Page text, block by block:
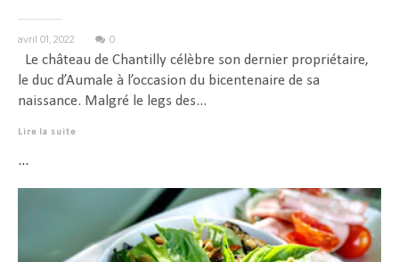
avril 01, 2022 0
Le château de Chantilly célèbre son dernier propriétaire,
le duc d’Aumale à l’occasion du bicentenaire de sa
naissance. Malgré le legs des...
Lire la suite
...